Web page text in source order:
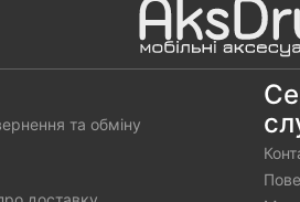
книжка Classic на Samsung Galaxy
SuperD ESD Mietubl на Samsung Galaxy
гідрогелева плівка Proove Lite
та обміну